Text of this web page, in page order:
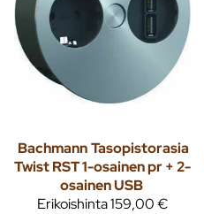
BachmannTasopistorasia
Twist RST 1-osainen pr + 2-
osainen USB
Erikoishinta159,00 €